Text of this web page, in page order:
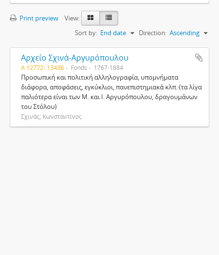
Print preview
View:
Sort by: End date Direction: Ascending
Αρχείο Σχινά-Αργυρόπουλου
Α 12772- 13436 Fonds 1767-1884
Προσωπική και πολιτική αλληλογραφία, υπομνήματα
διάφορα, αποφάσεις, εγκύκλιοι, πανεπιστημιακά κλπ.·(τα λίγα
παλιότερα είναι των Μ. και Ι. Αργυρόπουλου, δραγουμάνων
του Στόλου)
Σχινάς, Κωνσταντίνος